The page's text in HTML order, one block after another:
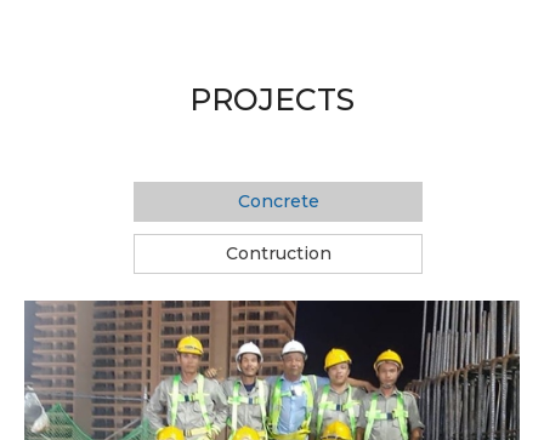
PROJECTS
Concrete
Contruction
Time Square